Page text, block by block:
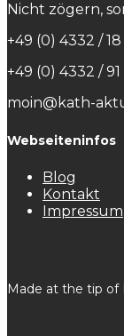
Nicht zögern,
+49 (0) 4332 / 18
+49 (0) 4332 / 91
moin@kath-
Webseiteninfos
Blog
Kontakt
Impressum
Made at the tip of